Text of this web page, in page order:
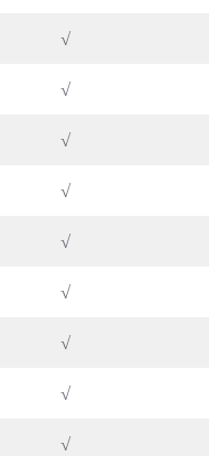
√
√
√
√
√
√
√
√
√